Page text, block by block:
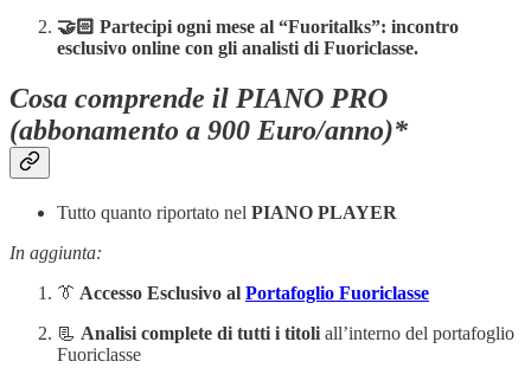
🤝🏻 Partecipi ogni mese al “Fuoritalks”: incontro
esclusivo online con gli analisti di Fuoriclasse.
Cosa comprende il PIANO PRO
(abbonamento a 900 Euro/anno)*
Tutto quanto riportato nel PIANO PLAYER
In aggiunta:
👔 Accesso Esclusivo al Portafoglio Fuoriclasse
📃 Analisi complete di tutti i titoli all’interno del portafoglio
Fuoriclasse